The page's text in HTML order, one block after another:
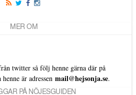
MER OM
twitter så följ henne gärna där på
är adressen mail@hejsonja.se.
PÅ NÖJESGUIDEN